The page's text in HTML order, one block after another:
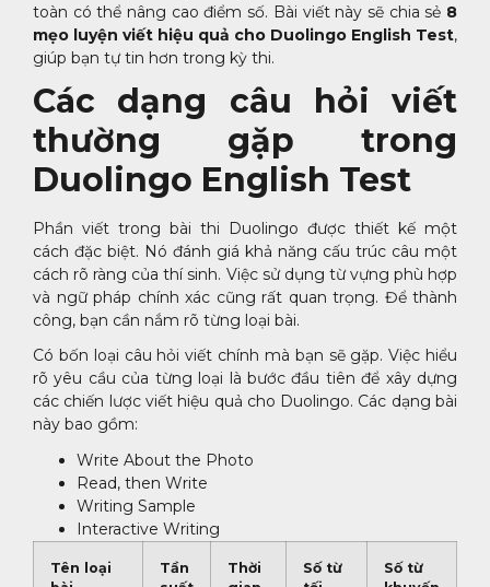
toàn có thể nâng cao điểm số. Bài viết này sẽ chia sẻ 8
mẹo luyện viết hiệu quả cho Duolingo English Test,
giúp bạn tự tin hơn trong kỳ thi.
Các dạng câu hỏi viết
thường gặp trong
Duolingo English Test
Phần viết trong bài thi Duolingo được thiết kế một
cách đặc biệt. Nó đánh giá khả năng cấu trúc câu một
cách rõ ràng của thí sinh. Việc sử dụng từ vựng phù hợp
và ngữ pháp chính xác cũng rất quan trọng. Để thành
công, bạn cần nắm rõ từng loại bài.
Có bốn loại câu hỏi viết chính mà bạn sẽ gặp. Việc hiểu
rõ yêu cầu của từng loại là bước đầu tiên để xây dựng
các chiến lược viết hiệu quả cho Duolingo. Các dạng bài
này bao gồm:
Write About the Photo
Read, then Write
Writing Sample
Interactive Writing
Tên loại
Tần
Thời
Số từ
Số từ